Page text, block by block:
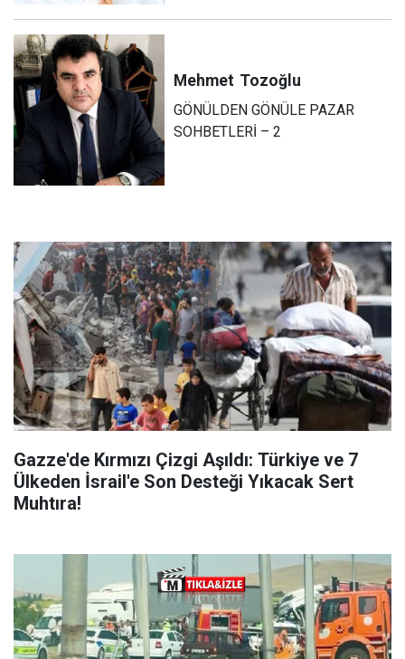
Mehmet Tozoğlu
GÖNÜLDEN GÖNÜLE PAZAR
SOHBETLERİ – 2
Gazze'de Kırmızı Çizgi Aşıldı: Türkiye ve 7
Ülkeden İsrail'e Son Desteği Yıkacak Sert
Muhtıra!